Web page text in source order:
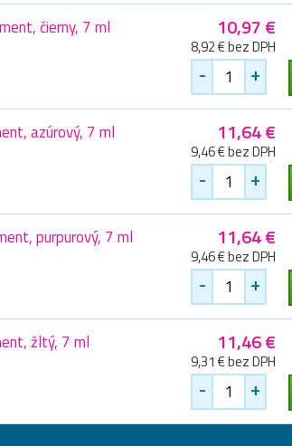
čierny, 7 ml 10,97 €
8,92 € bez DPH
- +
azúrový, 7 ml 11,64 €
9,46 € bez DPH
- +
purpurový, 7 ml 11,64 €
9,46 € bez DPH
- +
žltý, 7 ml 11,46 €
9,31 € bez DPH
- +